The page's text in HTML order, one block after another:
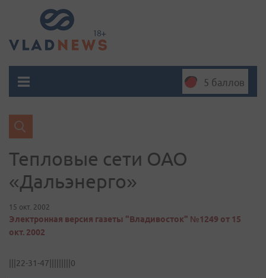
5 баллов
Тепловые сети ОАО
«Дальэнерго»
15 окт. 2002
Электронная версия газеты "Владивосток" №1249 от 15
окт. 2002
|||22-31-47|||||||||0